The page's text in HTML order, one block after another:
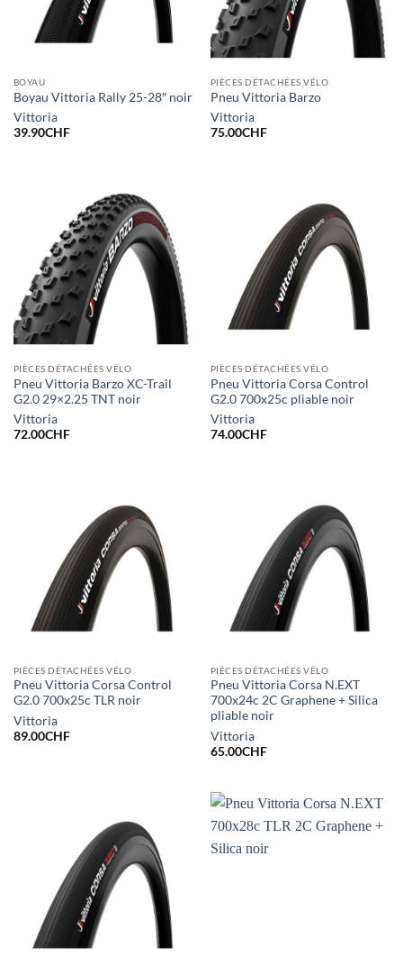
BOYAU
Boyau Vittoria Rally 25-28″ noir
Vittoria
39.90CHF
PIÈCES DÉTACHÉES VÉLO
Pneu Vittoria Barzo
Vittoria
75.00CHF
PIÈCES DÉTACHÉES VÉLO
Pneu Vittoria Barzo XC-Trail
G2.0 29×2.25 TNT noir
Vittoria
72.00CHF
PIÈCES DÉTACHÉES VÉLO
Pneu Vittoria Corsa Control
G2.0 700x25c pliable noir
Vittoria
74.00CHF
PIÈCES DÉTACHÉES VÉLO
Pneu Vittoria Corsa Control
G2.0 700x25c TLR noir
Vittoria
89.00CHF
PIÈCES DÉTACHÉES VÉLO
Pneu Vittoria Corsa N.EXT
700x24c 2C Graphene + Silica
pliable noir
Vittoria
65.00CHF